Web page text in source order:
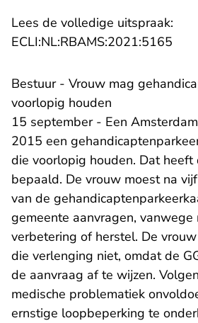
Lees de volledige uitspraak:
ECLI:NL:RBAMS:2021:5165
Bestuur - Vrouw mag
voorlopig houden
15 september - Een
2015 een
die voorlopig houden. Dat heeft
bepaald. De vrouw moest na
van de
gemeente aanvragen, vanwege
verbetering of herstel. De
die verlenging niet, omdat de
de aanvraag af te wijzen.
medische problematiek
ernstige loopbeperking te